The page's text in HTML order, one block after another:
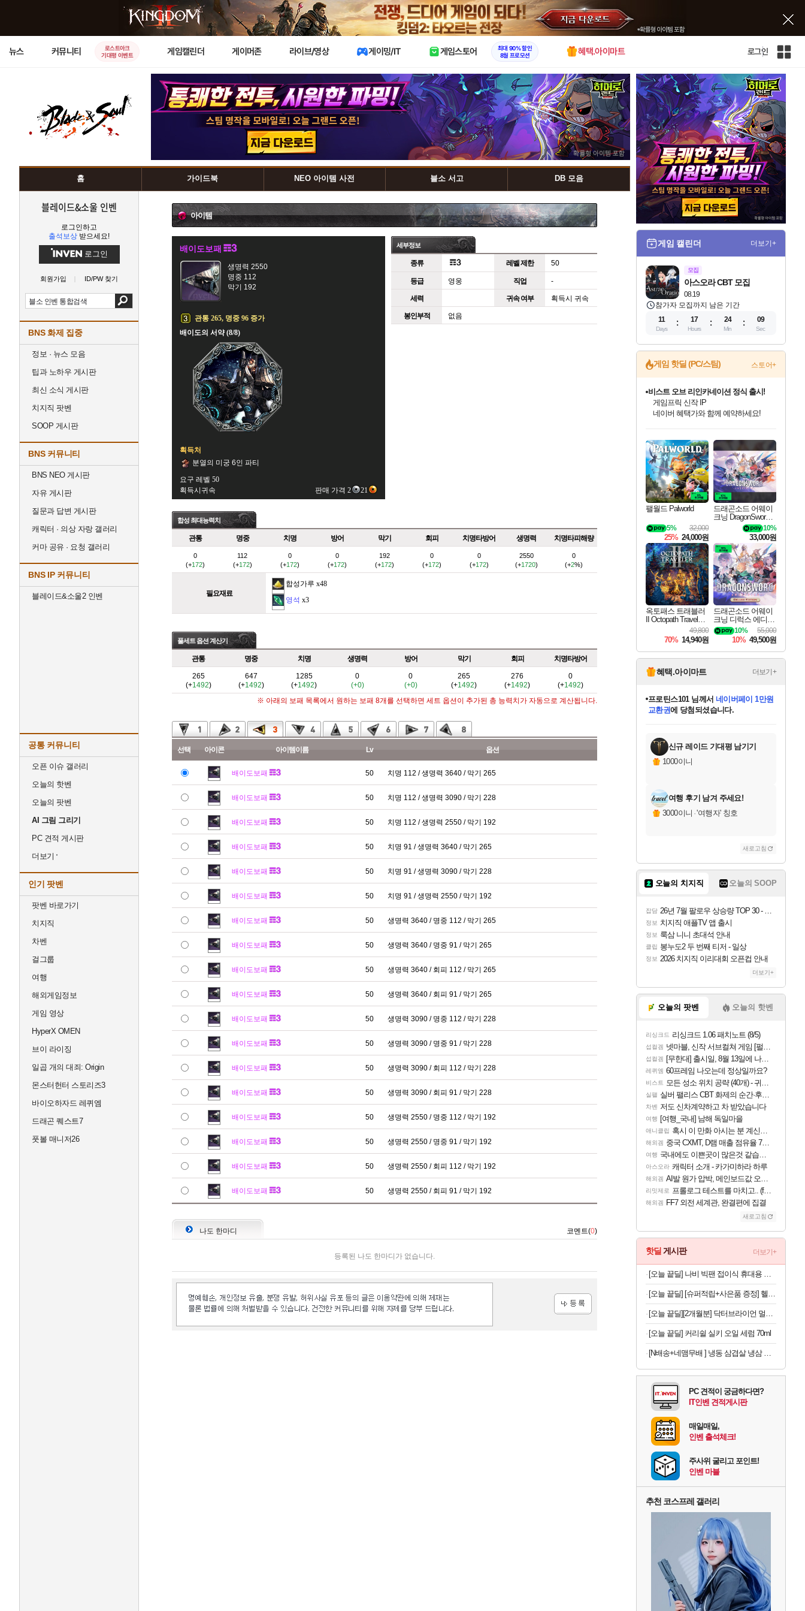
X
뉴스 커뮤니티
로스트아크
기대평 이벤트
게임캘린더 게이머존 라이브/영상 게이밍/IT 게임스토어
최대 90% 할인
8월 프로모션
혜택.아이마트 로그인
인
전
이
트
맵
홈 가이드북 NEO 아이템 사전 블소 서고 DB 모음
블레이드&소울 인벤
로그인하고
출석보상 받으세요!
로그인
회원가입 ID/PW 찾기
BNS 화제 집중
정보 · 뉴스 모음
팁과 노하우 게시판
최신 소식 게시판
치지직 팟벤
SOOP 게시판
BNS 커뮤니티
BNS NEO 게시판
자유 게시판
질문과 답변 게시판
캐릭터 · 의상 자랑 갤러리
커마 공유 · 요청 갤러리
BNS IP 커뮤니티
블레이드&소울2 인벤
공통 커뮤니티
오픈 이슈 갤러리
오늘의 핫벤
오늘의 팟벤
AI 그림 그리기
PC 견적 게시판
더보기
인기 팟벤
팟벤 바로가기
치지직
차벤
걸그룹
여행
해외게임정보
게임 영상
HyperX OMEN
브이 라이징
일곱 개의 대죄: Origin
몬스터헌터 스토리즈3
바이오하자드 레퀴엠
드래곤 퀘스트7
풋볼 매니저26
아이템
배이도보패
생명력 2550
명중 112
막기 192
관통 265, 명중 96 증가
배이도의 서약 (8/8)
획득처
분열의 미궁 6인 파티
요구 레벨 50
획득시귀속
판매 가격 2 21
세부정보
종류 레벨 제한 50
등급 영웅 직업 -
세력 귀속 여부 획득시 귀속
봉인부적 없음
합성 최대능력치
관통 명중 치명 방어 막기 회피 치명타방어 생명력 치명타피해량
0
(+172)
112
(+172)
0
(+172)
0
(+172)
192
(+172)
0
(+172)
0
(+172)
2550
(+1720)
0
(+2%)
필요재료
합성가루 x48
영석 x3
풀세트 옵션 계산기
관통 명중 치명 생명력 방어 막기 회피 치명타방어
265
(+1492)
647
(+1492)
1285
(+1492)
0
(+0)
0
(+0)
265
(+1492)
276
(+1492)
0
(+1492)
※ 아래의 보패 목록에서 원하는 보패 8개를 선택하면 세트 옵션이 추가된 총 능력치가 자동으로 계산됩니다.
선택 아이콘 아이템이름 Lv 옵션
배이도보패 50 치명 112 / 생명력 3640 / 막기 265
배이도보패 50 치명 112 / 생명력 3090 / 막기 228
배이도보패 50 치명 112 / 생명력 2550 / 막기 192
배이도보패 50 치명 91 / 생명력 3640 / 막기 265
배이도보패 50 치명 91 / 생명력 3090 / 막기 228
배이도보패 50 치명 91 / 생명력 2550 / 막기 192
배이도보패 50 생명력 3640 / 명중 112 / 막기 265
배이도보패 50 생명력 3640 / 명중 91 / 막기 265
배이도보패 50 생명력 3640 / 회피 112 / 막기 265
배이도보패 50 생명력 3640 / 회피 91 / 막기 265
배이도보패 50 생명력 3090 / 명중 112 / 막기 228
배이도보패 50 생명력 3090 / 명중 91 / 막기 228
배이도보패 50 생명력 3090 / 회피 112 / 막기 228
배이도보패 50 생명력 3090 / 회피 91 / 막기 228
배이도보패 50 생명력 2550 / 명중 112 / 막기 192
배이도보패 50 생명력 2550 / 명중 91 / 막기 192
배이도보패 50 생명력 2550 / 회피 112 / 막기 192
배이도보패 50 생명력 2550 / 회피 91 / 막기 192
나도 한마디 코멘트(0)
등록된 나도 한마디가 없습니다.
게임 캘린더 더보기+
모집
08.19
아스오라 CBT 모집
참가자 모집까지 남은 기간
11
Days
17
Hours
24
Min
08
Sec
게임 핫딜 (PC/스팀) 스토어+
최대 90% 할인가를 만나보세요!
네이버혜택과 함께 만나보세요!
50%할인&추가 적립까지!
네이버 포인트 혜택까지!
이니&베니 혜택까지!
비스트 오브 리인카네이션 정식 출시!
게임프릭 신작 IP
네이버 혜택가와 함께 예약하세요!
커세어 코브 출시 기념 할인!
할인&네이버혜택으로 만나보세요!
네이버페이 혜택과 만나보세요!
40주년 프로모션으로 만나보세요!
할인가에 만나보세요!
일부 에디션 상시 할인!
혜택으로 예약 판매 중
편안하게 충전하세요
팰월드 Palworld
32,000
5%
25% 24,000원
드래곤소드 어웨이
크닝 DragonSword A
10%
33,000원
옥토패스 트래블러
II Octopath Traveler I
49,800
70% 14,940원
드래곤소드 어웨이
크닝 디럭스 에디션
DragonSword Awake
ning Deluxe Edition
55,000
10%
10% 49,500원
혜택.아이마트 더보기+
교환.
당첨되셨습니다.
당첨되셨습니다.
당첨되셨습니다.
프로틴스101님께서 네이버페이 1만원
교환권에 당첨되셨습니다.
당첨되셨습니다.
당첨되셨습니다.
당첨되셨습니다.
당첨되셨습니다.
에디션 (스팀코드)를 교환.
당첨되셨습니다.
신규 레이드 기대평 남기기
1000이니
여행 후기 남겨 주세요!
3000이니 ·'여행자' 칭호
새로고침
오늘의 치지직 오늘의 SOOP
잡담 26년 7월 팔로우 상승량 TOP 30 - 월간 치지직
정보 치지직 애플TV 앱 출시
정보 룩삼 니니 초대석 안내
클립 봉누도2 두 번째 티저 - 일상
정보 2026 치지직 이리대회 오픈컵 안내
더보기+
오늘의 팟벤 오늘의 핫벤
리싱크드 리싱크드 1.06 패치노트 (8/5)
섭컬겜 넷마블, 신작 서브컬쳐 게임 [펄 인 블루] 티저 사이트 오픈
섭컬겜 [무한대] 출시일, 8월 13일에 나오나
레퀴엠 60프레임 나오는데 정상일까요?
비스트 모든 성소 위치 공략 (40개) - 귀환한 영혼 도전과제
실팰 실버 팰리스 CBT 화제의 순간·후기 모음
차벤 저도 신차계약하고 차 받았습니다
여행 [여행_국내] 남해 독일마을
애니클립 혹시 이 만화 아시는 분 계신가요
해외겜 중국 CXMT, D램 매출 점유율 7%…글로벌 4위로 부상
여행 국내에도 이쁜곳이 많은것 같습니다
아스오라 캐릭터 소개 - 카가미하라 하루
해외겜 AI발 원가 압박, 메인보드값 오르나
리밋제로 프롤로그 테스트를 마치고.. (feat. 리아)
해외겜 FF7 외전 세계관, 완결편에 집결
새로고침
핫딜 게시판 더보기+
[오늘 끝딜] 나비 빅팬 접이식 휴대용 손 선풍기 저소음 BLDC 모터 4000mAh 샌드 카키
[오늘 끝딜] [슈퍼적립+사은품 증정] 헬스헬퍼 맥스컷 프로 크롬 추성훈 다이어트 혈당 체지방 컷팅제 120캡슐, 5개
[오늘 끝딜][2개월분] 닥터브라이언 멀티비타민 피치 레몬맛 젤리 멀티구미 100구미, 2개
[오늘 끝딜] 커리쉴 실키 오일 세럼 70ml
[N배송+네맴무배 ] 냉동 삼겹살 냉삼 수입 돼지고기 절단 대패삼겹살
PC 견적이 궁금하다면?
IT인벤 견적게시판
매일매일,
인벤 출석체크!
주사위 굴리고 포인트!
인벤 마블
추천 코스프레 갤러리